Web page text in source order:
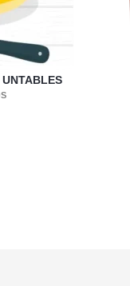
UNTABLES